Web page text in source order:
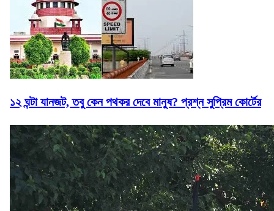
১২ ঘন্টা যানজট, তবু কেন পথকর দেবে মানুষ? প্রশ্ন সুপ্রিম কোর্টের